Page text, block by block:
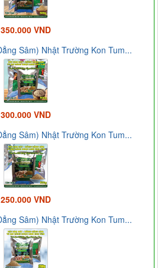
350.000 VND
Sâm) Nhật Trường Kon Tum...
300.000 VND
Sâm) Nhật Trường Kon Tum...
250.000 VND
Sâm) Nhật Trường Kon Tum...